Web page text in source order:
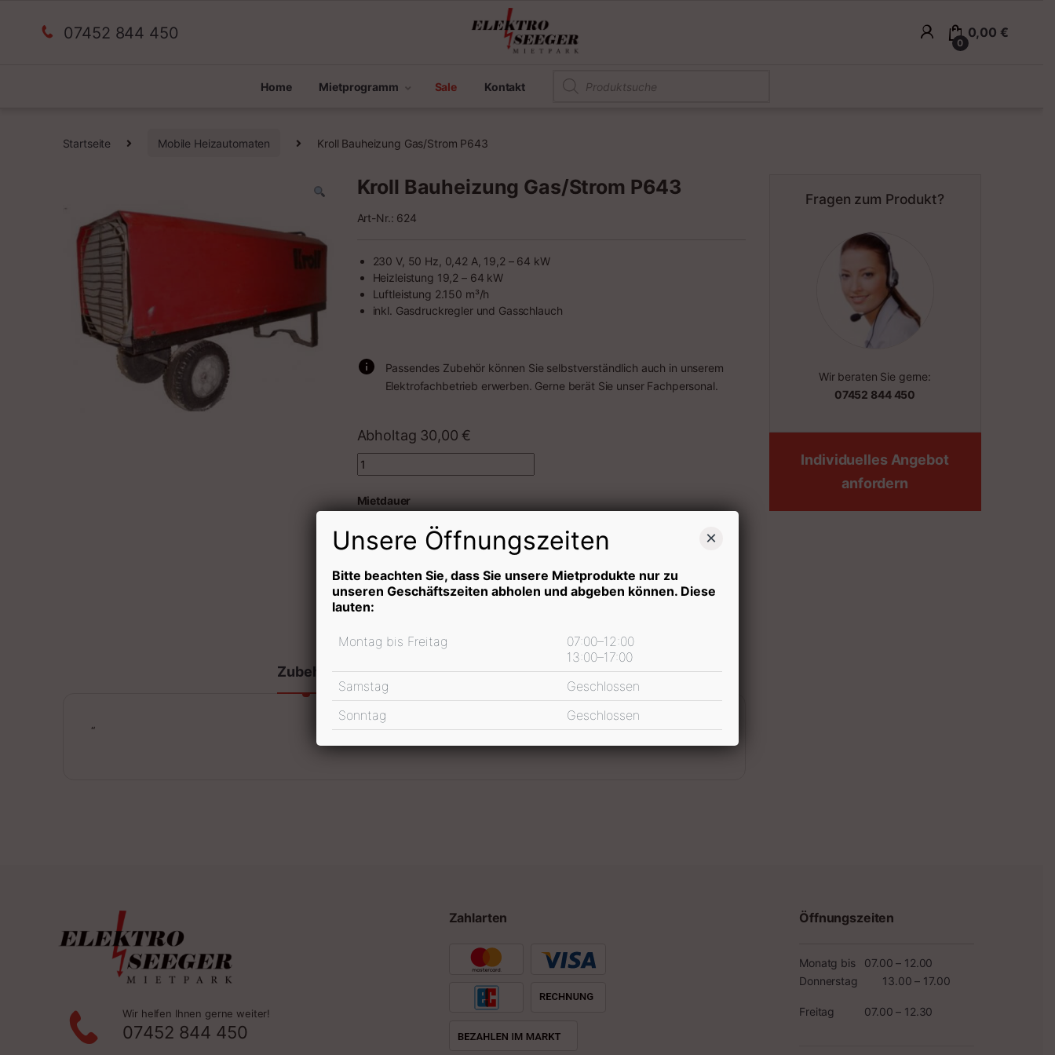
07452 844 450
0
0,00 €
Home Mietprogramm Sale Kontakt
Products search
Startseite Mobile Heizautomaten Kroll Bauheizung Gas/Strom P643
Kroll Bauheizung Gas/Strom P643
Art-Nr.: 624
230 V, 50 Hz, 0,42 A, 19,2 – 64 kW
Heizleistung 19,2 – 64 kW
Luftleistung 2.150 m³/h
inkl. Gasdruckregler und Gasschlauch
Passendes Zubehör können Sie selbstverständlich auch in unserem
Elektrofachbetrieb erwerben. Gerne berät Sie unser Fachpersonal.
Abholtag 30,00 €
Quantity
Mietdauer
In den Warenkorb
inkl. 19 % MwSt.
Zubehör Mietpreis Informationen
“
Fragen zum Produkt?
Wir beraten Sie gerne:
07452 844 450
Individuelles Angebot
anfordern
Wir helfen Ihnen gerne weiter!
07452 844 450
Zahlarten Öffnungszeiten
Monatg bis
Donnerstag
Freitag
07.00 – 12.00
13.00 – 17.00
07.00 – 12.30
Unsere Öffnungszeiten
Bitte beachten Sie, dass Sie unsere Mietprodukte nur zu
unseren Geschäftszeiten abholen und abgeben können. Diese
lauten:
Montag bis Freitag
07:00–12:00
13:00–17:00
Samstag
Geschlossen
Sonntag
Geschlossen
×